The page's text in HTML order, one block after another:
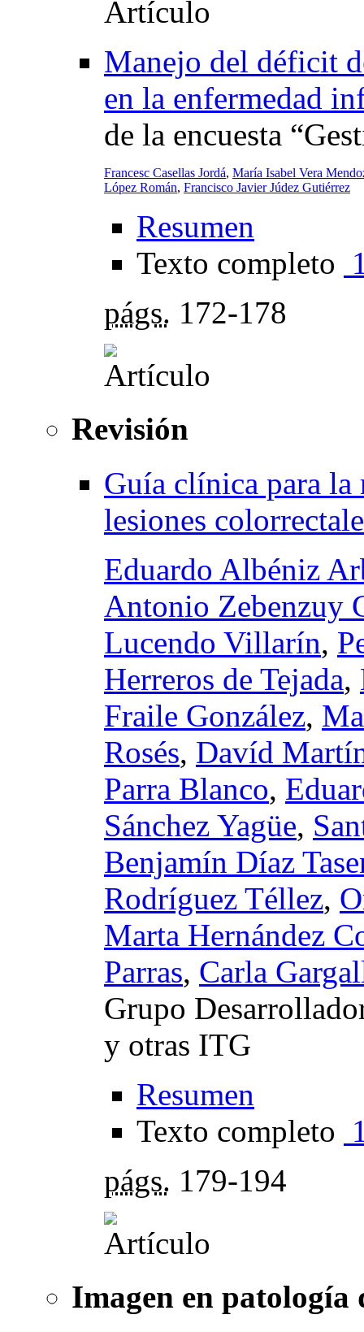
Manejo del déficit
en la enfermedad
de la encuesta
Francesc Casellas Jordá, María Isabel Vera
López Román, Francisco Javier Júdez Gutiérrez
Resumen
Texto completo
págs. 172-178
Revisión
Guía clínica para la
lesiones
Eduardo Albéniz
Antonio Zebenzuy
Lucendo Villarín,
Herreros de Tejada,
Fraile González,
Rosés, Davíd
Parra Blanco,
Sánchez Yagüe,
Benjamín Díaz
Rodríguez Téllez,
Marta Hernández
Parras, Carla
Grupo
y otras ITG
Resumen
Texto completo
págs. 179-194
Imagen en patología